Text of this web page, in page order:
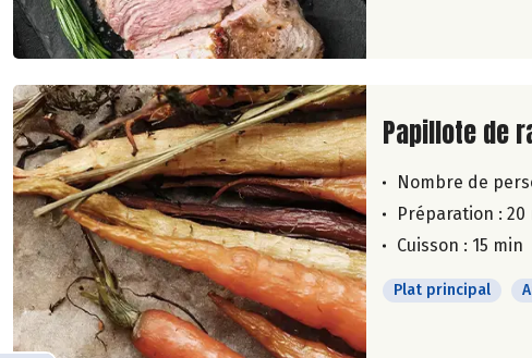
Lire la suite
Papillote de
Nombre de
Préparation : 20
Cuisson : 15 min
Plat principal